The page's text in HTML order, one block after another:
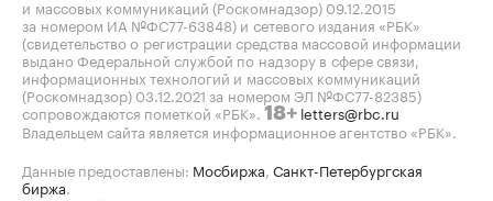
и массовых коммуникаций (Роскомнадзор) 09.12.2015
за номером ИА №ФС77-63848) и сетевого издания «РБК»
(свидетельство о регистрации средства массовой информации
выдано Федеральной службой по надзору в сфере связи,
информационных технологий и массовых коммуникаций
(Роскомнадзор) 03.12.2021 за номером ЭЛ №ФС77-82385)
сопровождаются пометкой «РБК». 18+ letters@rbc.ru
Владельцем сайта является информационное агентство «РБК».
Данные предоставлены: Мосбиржа Санкт-Петербургская
биржа